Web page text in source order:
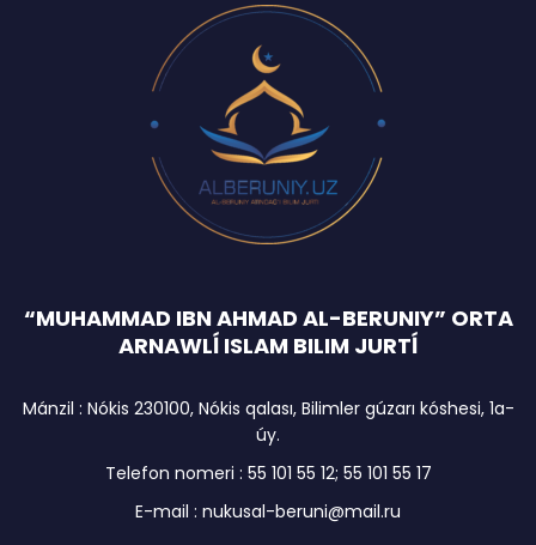
“MUHAMMAD IBN AHMAD AL-BERUNIY” ORTA
ARNAWLĺ ISLAM BILIM JURTĺ
Mánzil : Nókis 230100, Nókis qalası, Bilimler gúzarı kóshesi, 1a-
úy.
Telefon nomeri : 55 101 55 12; 55 101 55 17
E-mail : nukusal-beruni@mail.ru